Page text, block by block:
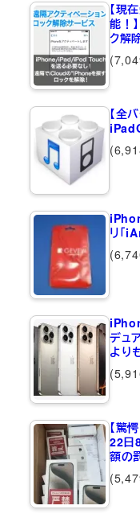
【現
能！
ク解
【全
リ「
デュ
より
【驚
22日
額の